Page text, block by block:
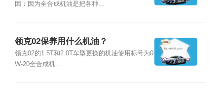
因：因为全合成机油是把各种...
领克02保养用什么机油？
领克02的1.5T和2.0T车型更换的机油使用标号为0
W-20全合成机...